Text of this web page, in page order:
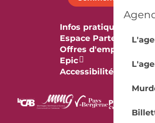
Infos pratiques
Espace Partenaires
Offres d'emploi &
Epic
Accessibilité